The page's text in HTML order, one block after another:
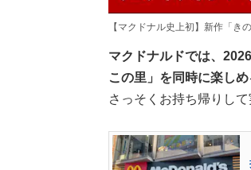
【マクドナル史上初】新作「き
マクドナルドでは、
この里」を同時に楽し
さっそくお持ち帰りし